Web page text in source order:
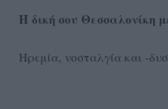
Η δική σου Θεσσαλονίκη
Ηρεμία, νοσταλγία και -